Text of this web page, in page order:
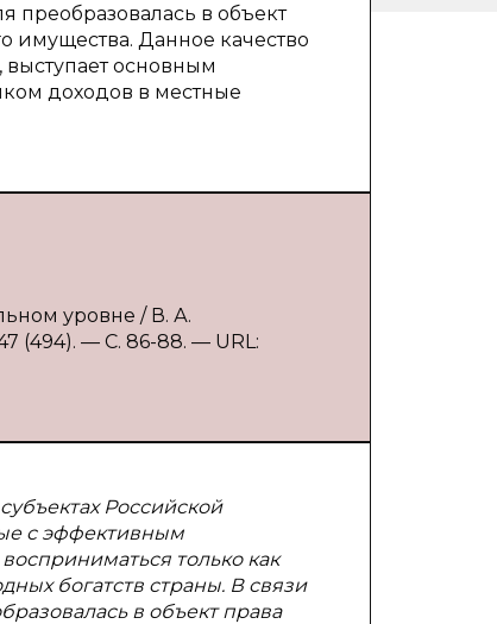
преобразовалась в объект
имущества. Данное качество
основным
доходов в местные
уровне / В. А.
(494). — С. 86-88. — URL:
Российской
с эффективным
только как
богатств страны. В связи
в объект права